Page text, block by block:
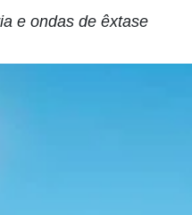
e ondas de êxtase